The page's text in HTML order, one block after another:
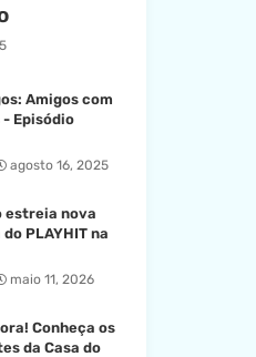
Amigos com
Episódio
agosto 16, 2025
estreia nova
PLAYHIT na
maio 11, 2026
Conheça os
da Casa do